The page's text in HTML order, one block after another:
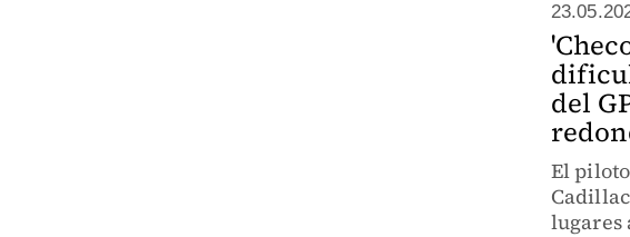
del
El
lugares